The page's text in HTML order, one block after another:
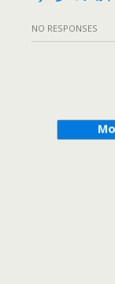
NO RESPONSES